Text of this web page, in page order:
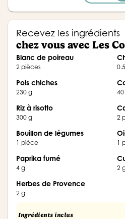
Recevez les ingrédients
chez vous avec Les
Blanc de poireau
2 pièces
pois chiches
230 g
Riz à risotto
300 g 2
Bouillon de légumes
1 pièce 1
paprika fumé
4 g 2
Herbes de Provence
2 g
Ingrédients inclus